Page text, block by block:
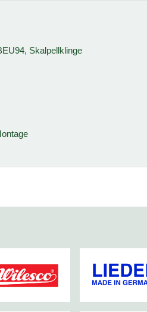
Skalpellklinge